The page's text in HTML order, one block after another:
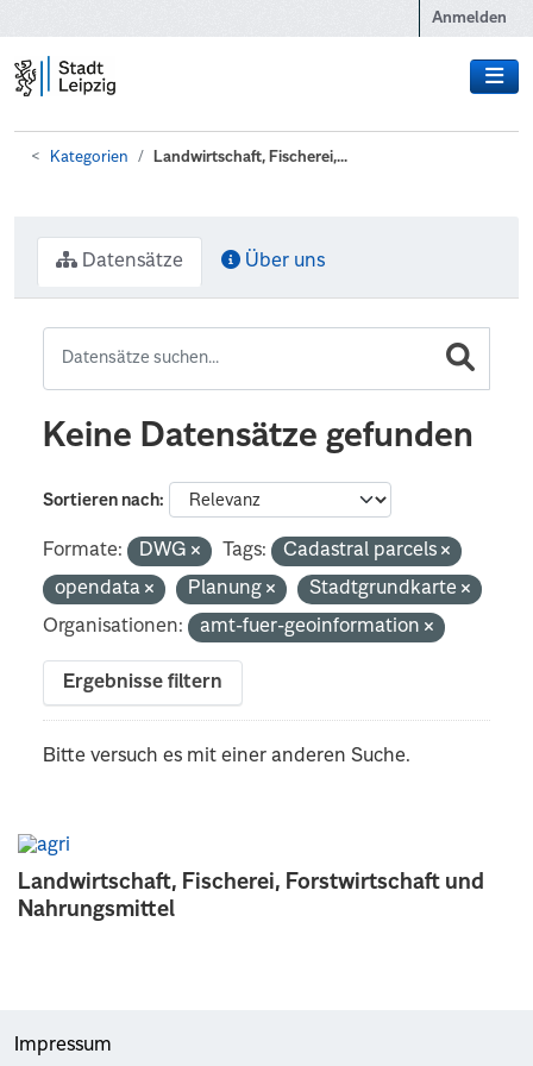
Anmelden
Kategorien Landwirtschaft, Fischerei,...
Landwirtschaft, Fischerei, Forstwirtschaft und
Nahrungsmittel
Datensätze Über uns
Keine Datensätze gefunden
Sortieren nach
Formate: DWG Tags:
Cadastral parcels
opendata
Planung
Stadtgrundkarte
Organisationen:
amt-fuer-geoinformation
Ergebnisse filtern
Bitte versuch es mit einer anderen Suche.
Impressum